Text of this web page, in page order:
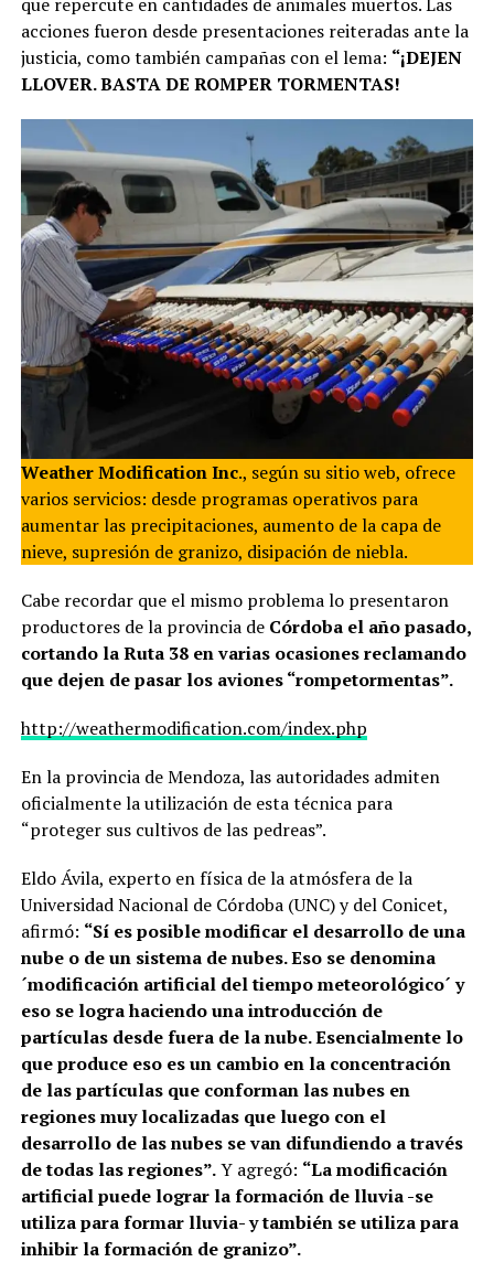
acciones fueron desde presentaciones reiteradas ante la
justicia, como también campañas con el lema: “¡DEJEN
LLOVER. BASTA DE ROMPER TORMENTAS!
Weather Modification Inc., según su sitio web, ofrece
varios servicios: desde programas operativos para
aumentar las precipitaciones, aumento de la capa de
nieve, supresión de granizo, disipación de niebla.
Cabe recordar que el mismo problema lo presentaron
productores de la provincia deCórdoba el año pasado,
cortando la Ruta 38 en varias ocasiones reclamando
que dejen de pasar los aviones “rompetormentas”.
http://weathermodification.com/index.php
En la provincia de Mendoza, las autoridades admiten
oficialmente la utilización de esta técnica para
“proteger sus cultivos de las pedreas”.
Eldo Ávila, experto en física de la atmósfera de la
Universidad Nacional de Córdoba (UNC) y del Conicet,
afirmó: “Sí es posible modificar el desarrollo de una
nube o de un sistema de nubes. Eso se denomina
´modificación artificial del tiempo meteorológico´ y
eso se logra haciendo una introducción de
partículas desde fuera de la nube. Esencialmente lo
que produce eso es un cambio en la concentración
de las partículas que conforman las nubes en
regiones muy localizadas que luego con el
desarrollo de las nubes se van difundiendo a través
de todas las regiones”.Y agregó: “La modificación
artificial puede lograr la formación de lluvia -se
utiliza para formar lluvia- y también se utiliza para
inhibir la formación de granizo”.